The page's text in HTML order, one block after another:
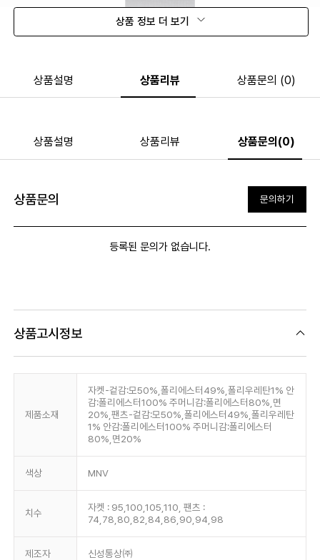
상품 정보 더 보기
상품설명 상품리뷰 상품문의 (0)
상품설명 상품리뷰 상품문의(0)
상품문의 문의하기
등록된 문의가 없습니다.
상품고시정보
제품소재
자켓-겉감:모50%,폴리에스터49%,폴리우레탄1% 안
감:폴리에스터100% 주머니감:폴리에스터80%,면
20%,팬츠-겉감:모50%,폴리에스터49%,폴리우레탄
1% 안감:폴리에스터100% 주머니감:폴리에스터
80%,면20%
색상 MNV
치수
자켓 : 95,100,105,110, 팬츠 :
74,78,80,82,84,86,90,94,98
제조자 신성통상㈜